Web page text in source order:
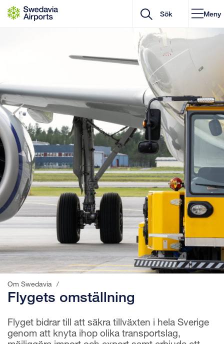
Gå till innehåll
Meny
Om Swedavia /
Flygets omställning
Flyget bidrar till att säkra tillväxten i hela Sverige
genom att knyta ihop olika transportslag,